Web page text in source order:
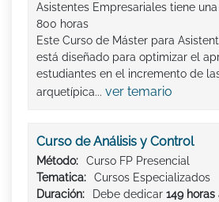
Asistentes Empresariales tiene
800 horas
Este Curso de Máster para
está diseñado para optimizar el
estudiantes en el incremento de
arquetípica... ver temario
Curso de Análisis y Control
Método:
Curso FP Presencial
Tematica:
Cursos Especializados
Duración:
Debe dedicar 149 horas